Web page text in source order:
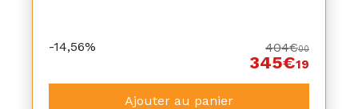
-14,56% 404€00
345€19
Ajouter au panier